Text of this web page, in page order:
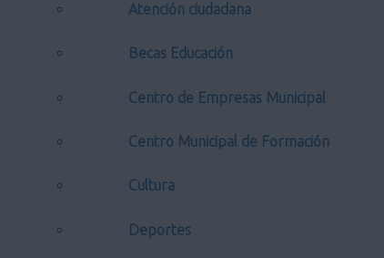
Atención ciudadana
Becas Educación
Centro de Empresas Municipal
Centro Municipal de Formación
Cultura
Deportes